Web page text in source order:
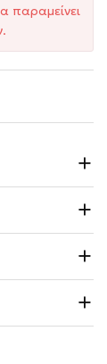
παραμείνει